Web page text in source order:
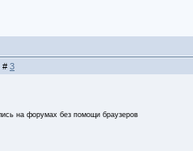
# 3
на форумах без помощи браузеров